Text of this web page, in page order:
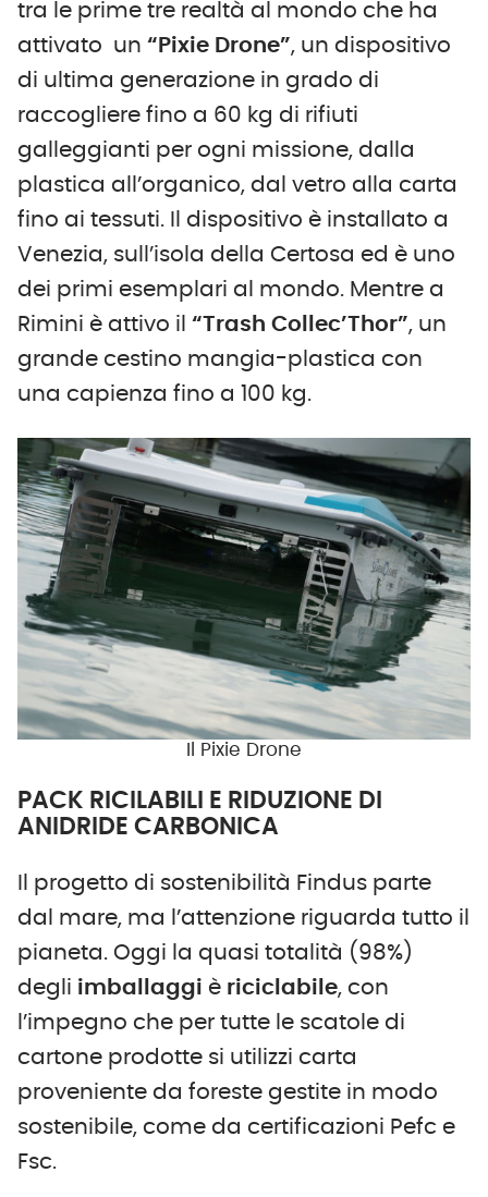
tra le prime tre realtà al mondo che ha
attivato un “Pixie Drone”, un dispositivo
di ultima generazione in grado di
raccogliere fino a 60 kg di rifiuti
galleggianti per ogni missione, dalla
plastica all’organico, dal vetro alla carta
fino ai tessuti. Il dispositivo è installato a
Venezia, sull’isola della Certosa ed è uno
dei primi esemplari al mondo. Mentre a
Rimini è attivo il “Trash Collec’Thor”, un
grande cestino mangia-plastica con
una capienza fino a 100 kg.
Il Pixie Drone
PACK RICILABILI E RIDUZIONE DI
ANIDRIDE CARBONICA
Il progetto di sostenibilità Findus parte
dal mare, ma l’attenzione riguarda tutto il
pianeta. Oggi la quasi totalità (98%)
degli imballaggi è riciclabile, con
l’impegno che per tutte le scatole di
cartone prodotte si utilizzi carta
proveniente da foreste gestite in modo
sostenibile, come da certificazioni Pefc e
Fsc.